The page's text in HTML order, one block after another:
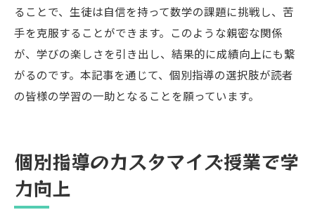
ることで、生徒は自信を持って数学の課題に挑戦し、苦
手を克服することができます。このような親密な関係
が、学びの楽しさを引き出し、結果的に成績向上にも繋
がるのです。本記事を通じて、個別指導の選択肢が読者
の皆様の学習の一助となることを願っています。
個別指導のカスタマイズ授業で学
力向上